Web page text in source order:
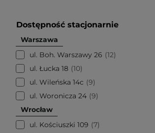
Dostępność stacjonarnie
Warszawa
ul. Boh. Warszawy 26
12
ul. Łucka 18 10
ul. Wileńska 14c
9
ul. Woronicza 24 9
Wrocław
ul. Kościuszki 109
7